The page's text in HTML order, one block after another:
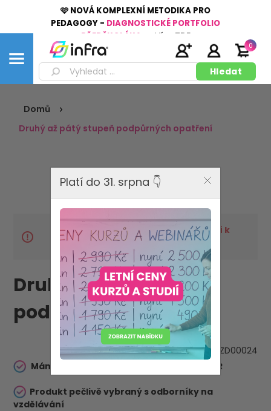
🩷 NOVÁ KOMPLEXNÍ METODIKA PRO
PEDAGOGY - DIAGNOSTICKÉ PORTFOLIO
PŘEDŠKOLÁKA
Více ZDE
0
Domů
Druhý až pátý stupeň podpůrných opatření
VYPRODÁNO - Tento produkt již není k
dispozici
Druhý až pátý stupeň
podpůrných opatření
VZD00024
Máme akreditaci Ministerstva školství ČR
Produkt pečlivě vybraný s odborníky na
vzdělávání
Platí do 31. srpna 👇